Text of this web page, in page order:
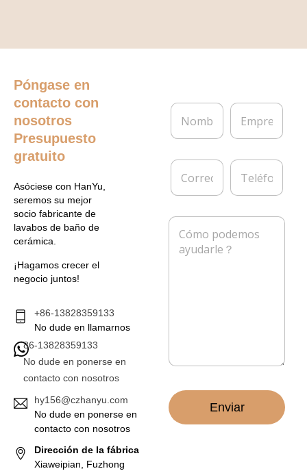
Póngase en
contacto con
nosotros
Presupuesto
gratuito
Asóciese con HanYu,
seremos su mejor
socio fabricante de
lavabos de baño de
cerámica.
¡Hagamos crecer el
negocio juntos!
+86-13828359133
No dude en llamarnos
86-13828359133
No dude en ponerse en
contacto con nosotros
hy156@czhanyu.com
No dude en ponerse en
contacto con nosotros
Dirección de la fábrica
Xiaweipian, Fuzhong
N
m
r
E
p
e
C
r
e
c
T
l
f
o
n
M
Enviar